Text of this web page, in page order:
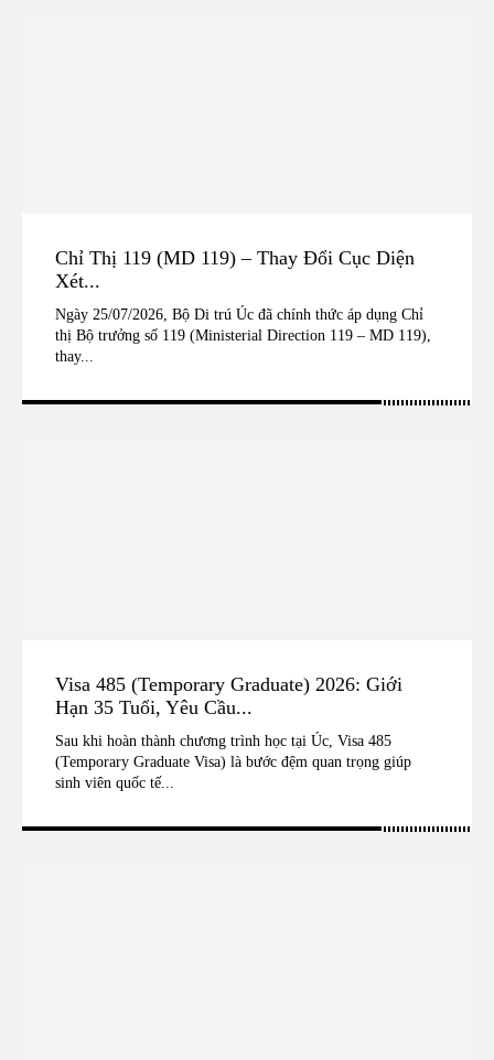
Chỉ Thị 119 (MD 119) – Thay Đổi Cục Diện
Xét...
Ngày 25/07/2026, Bộ Di trú Úc đã chính thức áp dụng Chỉ
thị Bộ trưởng số 119 (Ministerial Direction 119 – MD 119),
thay...
Visa 485 (Temporary Graduate) 2026: Giới
Hạn 35 Tuổi, Yêu Cầu...
Sau khi hoàn thành chương trình học tại Úc, Visa 485
(Temporary Graduate Visa) là bước đệm quan trọng giúp
sinh viên quốc tế...